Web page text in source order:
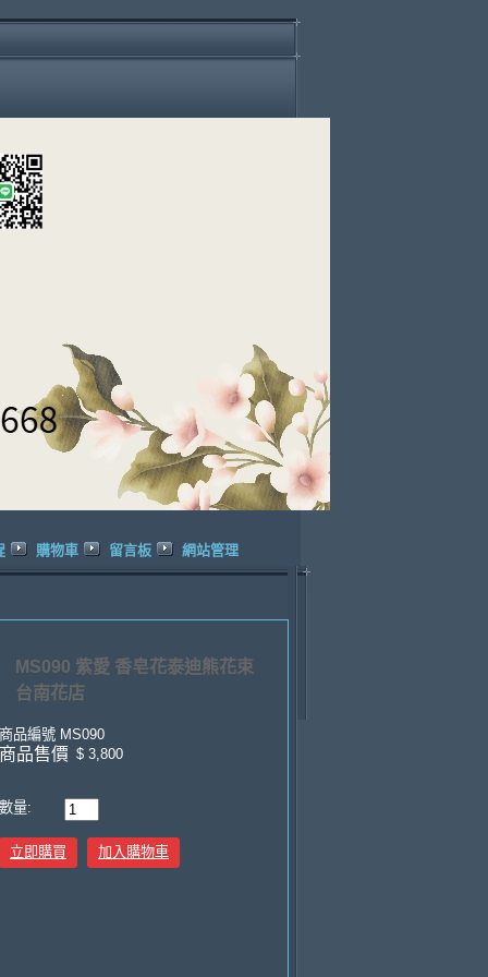
購物車 留言板 網站管理
MS090 紫愛 香皂花泰迪熊花束
台南花店
商品編號 MS090
商品售價 $ 3,800
數量:
立即購買 加入購物車